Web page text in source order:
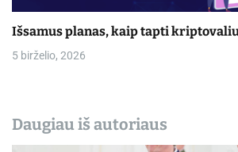
Išsamus planas, kaip tapti
5 birželio, 2026
Daugiau iš autoriaus